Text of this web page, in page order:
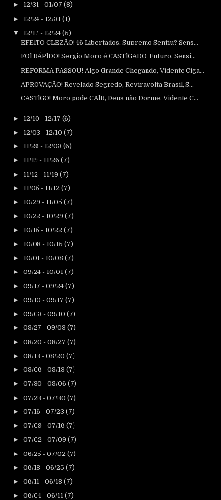
► 12/31 - 01/07 (8)
► 12/24 - 12/31 (1)
▼ 12/17 - 12/24 (5)
EFElTO CLEZÃO! 46 Libertados, Supremo Sentiu? Sens...
FOl RÁPlDO! Sergio Moro é CASTlGADO, Futuro, Sensi...
REFORMA PASSOU! Algo Grande Chegando, Vidente Ciga...
APROVAÇÃO! Revelado Segredo, Reviravolta Brasil, S...
CASTlGO! Moro pode CAlR, Deus não Dorme, Vidente C...
► 12/10 - 12/17 (6)
► 12/03 - 12/10 (7)
► 11/26 - 12/03 (6)
► 11/19 - 11/26 (7)
► 11/12 - 11/19 (7)
► 11/05 - 11/12 (7)
► 10/29 - 11/05 (7)
► 10/22 - 10/29 (7)
► 10/15 - 10/22 (7)
► 10/08 - 10/15 (7)
► 10/01 - 10/08 (7)
► 09/24 - 10/01 (7)
► 09/17 - 09/24 (7)
► 09/10 - 09/17 (7)
► 09/03 - 09/10 (7)
► 08/27 - 09/03 (7)
► 08/20 - 08/27 (7)
► 08/13 - 08/20 (7)
► 08/06 - 08/13 (7)
► 07/30 - 08/06 (7)
► 07/23 - 07/30 (7)
► 07/16 - 07/23 (7)
► 07/09 - 07/16 (7)
► 07/02 - 07/09 (7)
► 06/25 - 07/02 (7)
► 06/18 - 06/25 (7)
► 06/11 - 06/18 (7)
► 06/04 - 06/11 (7)